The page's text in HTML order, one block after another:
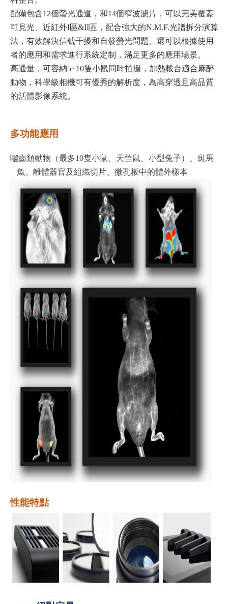
配備包含12個螢光通道 ，和14個窄波濾片，可以完美覆蓋
可見光 近紅外I區&II區， 配合強大的N.M.F.光譜拆分演算
法，有效解決信號干擾和自發螢光問題。還可以根據使用
者的應用和需求進行系統定制，滿足更多的應用場景。
高通量，可容納5~10隻小鼠同時拍攝，加熱載台適合麻醉
動物，科學級相機可有優秀的解析度， 為高穿透且高品質
的活體影像系統。
多功能應用
囓齒類動物（最多10隻小鼠、天竺鼠、小型兔子）、斑馬
魚、離體器官及組織切片、微孔板中的體外樣本
性能特點